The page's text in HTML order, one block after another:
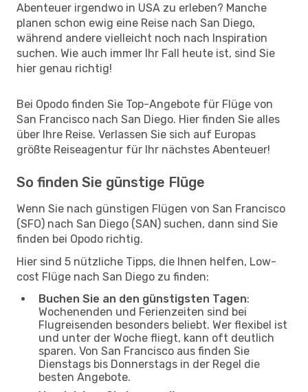
Abenteuer irgendwo in USA zu erleben? Manche
planen schon ewig eine Reise nach San Diego,
während andere vielleicht noch nach Inspiration
suchen. Wie auch immer Ihr Fall heute ist, sind Sie
hier genau richtig!
Bei Opodo finden Sie Top-Angebote für Flüge von
San Francisco nach San Diego. Hier finden Sie alles
über Ihre Reise. Verlassen Sie sich auf Europas
größte Reiseagentur für Ihr nächstes Abenteuer!
So finden Sie günstige Flüge
Wenn Sie nach günstigen Flügen von San Francisco
(SFO) nach San Diego (SAN) suchen, dann sind Sie
finden bei Opodo richtig.
Hier sind 5 nützliche Tipps, die Ihnen helfen, Low-
cost Flüge nach San Diego zu finden:
Buchen Sie an den günstigsten Tagen:
Wochenenden und Ferienzeiten sind bei
Flugreisenden besonders beliebt. Wer flexibel ist
und unter der Woche fliegt, kann oft deutlich
sparen. Von San Francisco aus finden Sie
Dienstags bis Donnerstags in der Regel die
besten Angebote.